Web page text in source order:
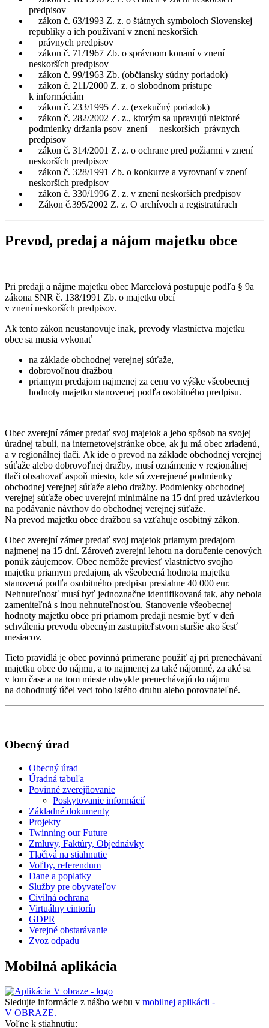
predpisov
zákon č. 63/1993 Z. z. o štátnych symboloch Slovenskej
republiky a ich používaní v znení neskorších
právnych predpisov
zákon č. 71/1967 Zb. o správnom konaní v znení
neskorších predpisov
zákon č. 99/1963 Zb. (občiansky súdny poriadok)
zákon č. 211/2000 Z. z. o slobodnom prístupe
k informáciám
zákon č. 233/1995 Z. z. (exekučný poriadok)
zákon č. 282/2002 Z. z., ktorým sa upravujú niektoré
podmienky držania psov znení neskorších právnych
predpisov
zákon č. 314/2001 Z. z. o ochrane pred požiarmi v znení
neskorších predpisov
zákon č. 328/1991 Zb. o konkurze a vyrovnaní v znení
neskorších predpisov
zákon č. 330/1996 Z. z. v znení neskorších predpisov
Zákon č.395/2002 Z. z. O archívoch a registratúrach
Prevod, predaj a nájom majetku obce
Pri predaji a nájme majetku obec Marcelová postupuje podľa § 9a
zákona SNR č. 138/1991 Zb. o majetku obcí
v znení neskorších predpisov.
Ak tento zákon neustanovuje inak, prevody vlastníctva majetku
obce sa musia vykonať
na základe obchodnej verejnej súťaže,
dobrovoľnou dražbou
priamym predajom najmenej za cenu vo výške všeobecnej
hodnoty majetku stanovenej podľa osobitného predpisu.
Obec zverejní zámer predať svoj majetok a jeho spôsob na svojej
úradnej tabuli, na internetovejstránke obce, ak ju má obec zriadenú,
a v regionálnej tlači. Ak ide o prevod na základe obchodnej verejnej
súťaže alebo dobrovoľnej dražby, musí oznámenie v regionálnej
tlači obsahovať aspoň miesto, kde sú zverejnené podmienky
obchodnej verejnej súťaže alebo dražby. Podmienky obchodnej
verejnej súťaže obec uverejní minimálne na 15 dní pred uzávierkou
na podávanie návrhov do obchodnej verejnej súťaže.
Na prevod majetku obce dražbou sa vzťahuje osobitný zákon.
Obec zverejní zámer predať svoj majetok priamym predajom
najmenej na 15 dní. Zároveň zverejní lehotu na doručenie cenových
ponúk záujemcov. Obec nemôže previesť vlastníctvo svojho
majetku priamym predajom, ak všeobecná hodnota majetku
stanovená podľa osobitného predpisu presiahne 40 000 eur.
Nehnuteľnosť musí byť jednoznačne identifikovaná tak, aby nebola
zameniteľná s inou nehnuteľnosťou. Stanovenie všeobecnej
hodnoty majetku obce pri priamom predaji nesmie byť v deň
schválenia prevodu obecným zastupiteľstvom staršie ako šesť
mesiacov.
Tieto pravidlá je obec povinná primerane použiť aj pri prenechávaní
majetku obce do nájmu, a to najmenej za také nájomné, za aké sa
v tom čase a na tom mieste obvykle prenechávajú do nájmu
na dohodnutý účel veci toho istého druhu alebo porovnateľné.
Obecný úrad
Obecný úrad
Úradná tabuľa
Povinné zverejňovanie
Poskytovanie informácií
Základné dokumenty
Projekty
Twinning our Future
Zmluvy, Faktúry, Objednávky
Tlačivá na stiahnutie
Voľby, referendum
Dane a poplatky
Služby pre obyvateľov
Civilná ochrana
Virtuálny cintorín
GDPR
Verejné obstarávanie
Zvoz odpadu
Mobilná aplikácia
Sledujte informácie z nášho webu v mobilnej aplikácii -
V OBRAZE.
Voľne k stiahnutiu: